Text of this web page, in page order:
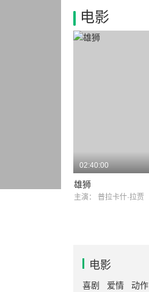
电影
02:40:00
雄狮
主演： 普拉卡什·拉贾
电影
喜剧 爱情 动作